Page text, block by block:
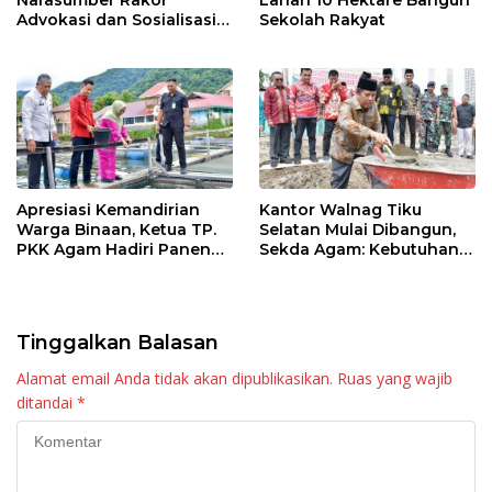
Advokasi dan Sosialisasi
Sekolah Rakyat
Apresiasi Kemandirian
Warga Binaan, Ketua TP.
PKK Agam Hadiri Panen
Kantor Walnag Tiku
Selatan Mulai Dibangun,
Sekda Agam: Kebutuhan
Tinggalkan Balasan
Alamat email Anda tidak akan dipublikasikan. Ruas yang wajib
ditandai *